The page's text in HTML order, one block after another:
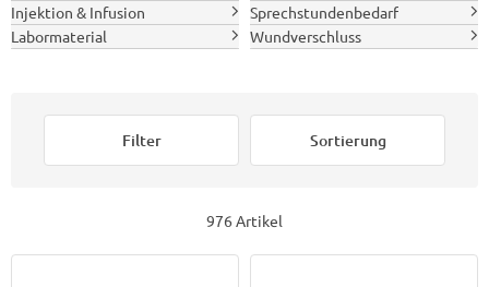
Injektion & Infusion
Labormaterial
Sprechstundenbedarf
Wundverschluss
Filter Sortierung
976 Artikel